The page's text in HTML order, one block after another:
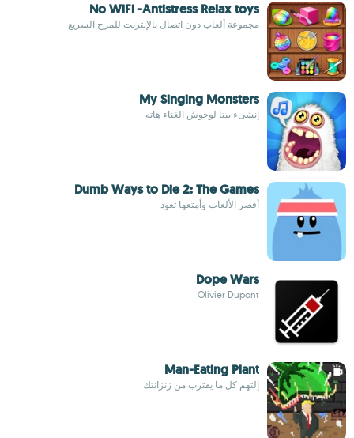
No WiFi -Antistress Relax toys
مجموعة ألعاب دون اتصال بالإنترنت للمرح السريع
My Singing Monsters
إنشىء بيتا لوحوش الغناء هاته
Dumb Ways to Die 2: The Games
أقصر الألعاب وأمتعها تعود
Dope Wars
Olivier Dupont
Man-Eating Plant
إلتهم كل ما يقترب من زنزانتك